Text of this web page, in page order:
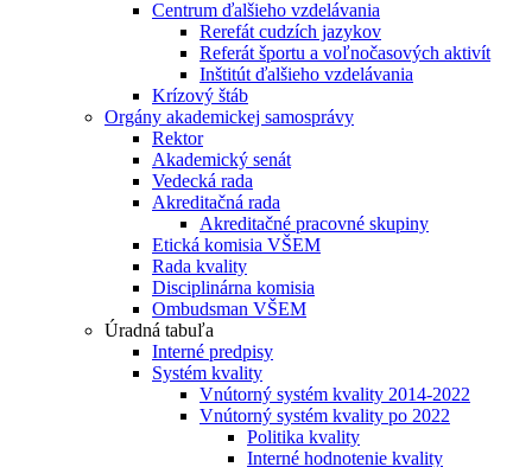
Centrum ďalšieho vzdelávania
Rerefát cudzích jazykov
Referát športu a voľnočasových aktivít
Inštitút ďalšieho vzdelávania
Krízový štáb
Orgány akademickej samosprávy
Rektor
Akademický senát
Vedecká rada
Akreditačná rada
Akreditačné pracovné skupiny
Etická komisia VŠEM
Rada kvality
Disciplinárna komisia
Ombudsman VŠEM
Úradná tabuľa
Interné predpisy
Systém kvality
Vnútorný systém kvality 2014-2022
Vnútorný systém kvality po 2022
Politika kvality
Interné hodnotenie kvality